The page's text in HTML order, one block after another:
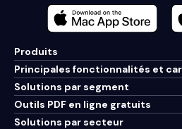
Produits
Principales fonctionnalités et
Solutions par segment
Outils PDF en ligne gratuits
Solutions par secteur